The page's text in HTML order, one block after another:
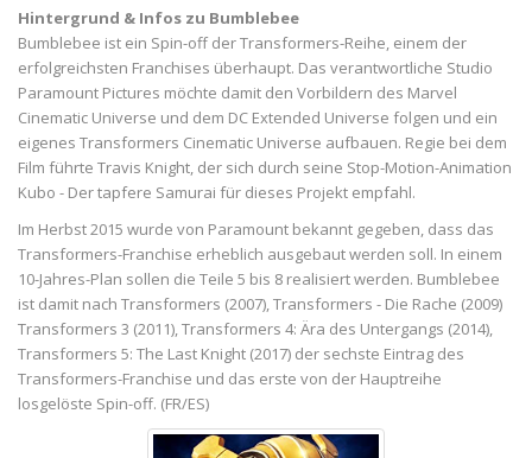
Hintergrund & Infos zu Bumblebee
Bumblebee ist ein Spin-off derTransformers-Reihe, einem der
erfolgreichsten Franchises überhaupt. Das verantwortliche Studio
Paramount Pictures möchte damit den Vorbildern des Marvel
Cinematic Universe und dem DC Extended Universe folgen und ein
eigenes Transformers Cinematic Universe aufbauen. Regie bei dem
Film führte Travis Knight, der sich durch seine Stop-Motion-Animation
Kubo - Der tapfere Samurai für dieses Projekt empfahl.
Im Herbst 2015 wurde von Paramount bekannt gegeben, dass das
Transformers-Franchise erheblich ausgebaut werden soll. In einem
10-Jahres-Plan sollen die Teile 5 bis 8 realisiert werden. Bumblebee
ist damit nach Transformers (2007), Transformers - Die Rache (2009)
Transformers 3 (2011), Transformers 4: Ära des Untergangs (2014),
Transformers 5: The Last Knight (2017) der sechste Eintrag des
Transformers-Franchise und das erste von der Hauptreihe
losgelöste Spin-off. (FR/ES)